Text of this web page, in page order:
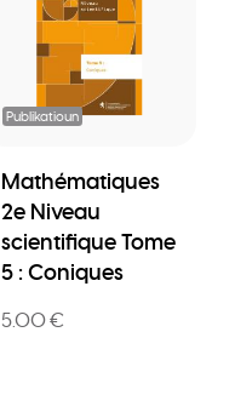
Publikatioun
Mathématiques
2e Niveau
scientifique Tome
5 : Coniques
5.00 €